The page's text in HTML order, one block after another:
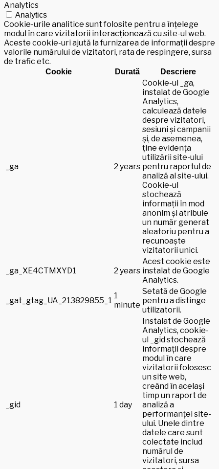
Analytics
Analytics
Cookie-urile analitice sunt folosite pentru a înțelege
modul în care vizitatorii interacționează cu site-ul web.
Aceste cookie-uri ajută la furnizarea de informații despre
valorile numărului de vizitatori, rata de respingere, sursa
de trafic etc.
Cookie Durată Descriere
_ga 2 years
Cookie-ul _ga,
instalat de Google
Analytics,
calculează datele
despre vizitatori,
sesiuni și campanii
și, de asemenea,
ține evidența
utilizării site-ului
pentru raportul de
analiză al site-ului.
Cookie-ul
stochează
informații în mod
anonim și atribuie
un număr generat
aleatoriu pentru a
recunoaște
vizitatorii unici.
_ga_XE4CTMXYD1 2 years
Acest cookie este
instalat de Google
Analytics.
_gat_gtag_UA_213829855_1
1
minute
Setată de Google
pentru a distinge
utilizatorii.
_gid 1 day
Instalat de Google
Analytics, cookie-
ul _gid stochează
informații despre
modul în care
vizitatorii folosesc
un site web,
creând în același
timp un raport de
analiză a
performanței site-
ului. Unele dintre
datele care sunt
colectate includ
numărul de
vizitatori, sursa